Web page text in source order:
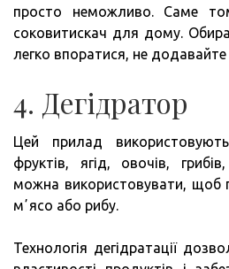
просто неможливо. Саме
соковитискач для дому.
легко впоратися, не додавайте
4. Дегідратор
Цей прилад
фруктів, ягід, овочів,
можна використовувати, щоб
мʼясо або рибу.
Технологія дегідратації